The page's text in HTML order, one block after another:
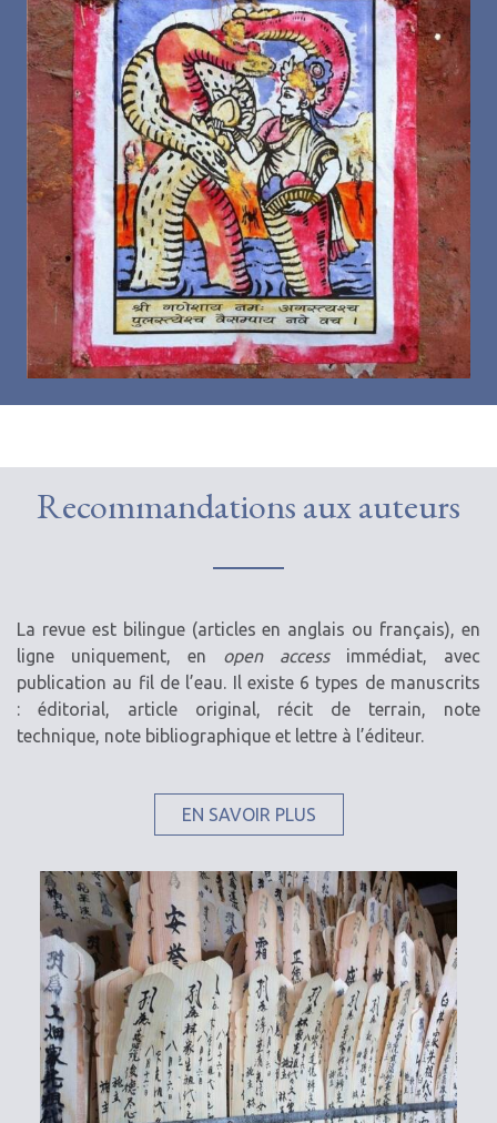
Recommandations aux auteurs
La revue est bilingue (articles en anglais ou français), en
ligne uniquement, en open accessimmédiat, avec
publication au fil de l’eau. Il existe 6 types de manuscrits
: éditorial, article original, récit de terrain, note
technique, note bibliographique et lettre à l’éditeur.
EN SAVOIR PLUS